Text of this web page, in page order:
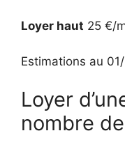
Loyer haut 25 €/
Estimations au
Loyer
nombre